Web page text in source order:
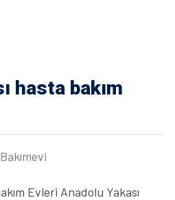
hasta bakım
Evleri Anadolu Yakası